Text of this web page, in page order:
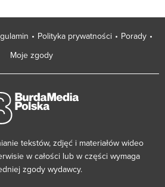
Polityka prywatności
Porady
Moje zgody
tekstów, zdjęć i materiałów wideo
w całości lub w części wymaga
zgody wydawcy.